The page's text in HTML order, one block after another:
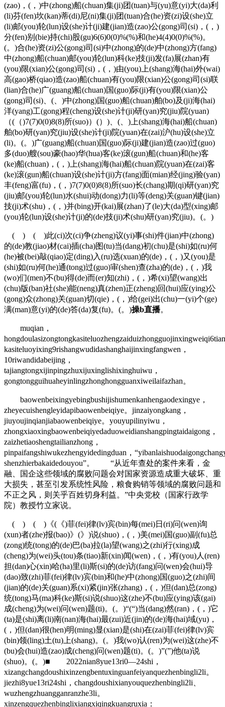
(zao)，(，)中(zhong)船(chuan)集(ji)团(tuan)与(yu)意(yi)大(da)利
(li)芬(fen)坎(kan)蒂(di)尼(ni)集(ji)团(tuan)合(he)资(zi)设(she)立
(li)邮(you)轮(lun)设(she)计(ji)建(jian)造(zao)公(gong)司(si)，(，)
分(fen)别(bie)持(chi)股(gu)6(6)0(0)%(%)和(he)4(4)0(0)%(%)。
(。)合(he)资(zi)公(gong)司(si)中(zhong)的(de)中(zhong)方(fang)
中(zhong)船(chuan)邮(you)轮(lun)科(ke)技(ji)发(fa)展(zhan)有
(you)限(xian)公(gong)司(si)，(，)由(you)上(shang)海(hai)外(wai)
高(gao)桥(qiao)造(zao)船(chuan)有(you)限(xian)公(gong)司(si)联
(lian)合(he)广(guang)船(chuan)国(guo)际(ji)有(you)限(xian)公
(gong)司(si)、(、)中(zhong)国(guo)船(chuan)舶(bo)及(ji)海(hai)
洋(yang)工(gong)程(cheng)设(she)计(ji)研(yan)究(jiu)院(yuan)
（(（)7(7)0(0)8(8)所(suo)）(）)、(、)上(shang)海(hai)船(chuan)
舶(bo)研(yan)究(jiu)设(she)计(ji)院(yuan)在(zai)沪(hu)设(she)立
(li)。(。)广(guang)船(chuan)国(guo)际(ji)建(jian)造(zao)过(guo)
多(duo)艘(sou)豪(hao)华(hua)客(ke)滚(gun)船(chuan)和(he)客
(ke)船(chuan)，(，)上(shang)海(hai)船(chuan)院(yuan)在(zai)客
(ke)滚(gun)船(chuan)设(she)计(ji)方(fang)面(mian)经(jing)验(yan)
丰(feng)富(fu)，(，)7(7)0(0)8(8)所(suo)长(chang)期(qi)研(yan)究
(jiu)邮(you)轮(lun)水(shui)动(dong)力(li)等(deng)关(guan)键(jian)
技(ji)术(shu)，(，)并(bing)开(kai)展(zhan)了(le)大(da)型(xing)邮
(you)轮(lun)设(she)计(ji)的(de)技(ji)术(shu)研(yan)究(jiu)。(。)
( ) ( )此(ci)次(ci)争(zheng)议(yi)事(shi)件(jian)中(zhong)
的(de)教(jiao)材(cai)插(cha)图(tu)当(dang)初(chu)是(shi)如(ru)何
(he)被(bei)敲(qiao)定(ding)入(ru)选(xuan)的(de)，(，)又(you)是
(shi)如(ru)何(he)通(tong)过(guo)审(shen)查(zha)的(de)，(，)我
(wo)们(men)不(bu)得(de)而(er)知(zhi)，(，)希(xi)望(wang)出
(chu)版(ban)社(she)能(neng)真(zhen)正(zheng)回(hui)应(ying)公
(gong)众(zhong)关(guan)切(qie)，(，)给(gei)出(chu)一(yi)个(ge)
满(man)意(yi)的(de)答(da)复(fu)。(。)操b直播。
muqian，
kasiteluoyixing9rishangwudidashanghaijinxingfangwen，
10riwandidabeijing，
tajiangtongxijinpingzhuxijuxinglishixinghuiwu，
gongtongguihuaheyinlingzhonghongguanxiweilaifazhan。
baowenbeixingyebingbushijishumenkanhengaodexingye，
zheyecuishengleyidapibaowenbeiqiye。jinzaiyongkang，
jiuyoujinqianjiabaowenbeiqiye。youyupilinyiwu，
zhongxiaoxingbaowenbeiqiyedaduoweidianshangpingtaidaigong，
zaizhetiaoshengtailianzhong，
pinpaifangshiwukezhengyidedingduan，
shenzhierbakaidedouyou”。 “从近年查处的案件来看，金
融、国企这些领域的腐败问题会对国家资源造成重大破坏、重
大损失，甚至引发系统性风险，粮食购销等领域的腐败问题和
不正之风，则关乎百姓切身利益。”中央党校（国家行政学
院）教授竹立家说。
( ) ( )《(《)菲(fei)律(lv)宾(bin)每(mei)日(ri)问(wen)询
(xun)者(zhe)报(bao)》(》)说(shuo)，(，)美(mei)国(guo)副(fu)总
(zong)统(tong)的(de)巴(ba)拉(la)望(wang)之(zhi)行(xing)成
(cheng)为(wei)头(tou)条(tiao)新(xin)闻(wen)，(，)有(you)人(ren)
担(dan)心(xin)哈(ha)里(li)斯(si)的(de)访(fang)问(wen)会(hui)导
(dao)致(zhi)菲(fei)律(lv)宾(bin)和(he)中(zhong)国(guo)之(zhi)间
(jian)的(de)关(guan)系(xi)紧(jin)张(zhang)，(，)但(dan)总(zong)
统(tong)马(ma)科(ke)斯(si)说(shuo)这(zhe)不(bu)应(ying)该(gai)
成(cheng)为(wei)问(wen)题(ti)。(。)“(“)当(dang)然(ran)，(，)它
(ta)是(shi)离(li)南(nan)海(hai)最(zui)近(jin)的(de)海(hai)域(yu)，
(，)但(dan)很(hen)明(ming)显(xian)是(shi)在(zai)菲(fei)律(lv)宾
(bin)领(ling)土(tu)上(shang)。(。)我(wo)认(ren)为(wei)这(zhe)不
(bu)会(hui)造(zao)成(cheng)问(wen)题(ti)。(。)”(”)他(ta)说
(shuo)。(。)■ 2022nian8yue13ri0—24shi，
xizangchangdoushixinzengbentuxinguanfeiyanquezhenbingli2li。
jiezhi8yue13ri24shi，changdoushixianyouquezhenbingli2li、
wuzhengzhuangganranzhe3li。
xinzengquezhenbinglixiangxiqingkuangruxia：